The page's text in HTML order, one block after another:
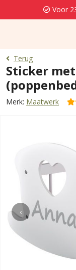
Voor
Terug
Sticker
Merk: Maatwerk
‹